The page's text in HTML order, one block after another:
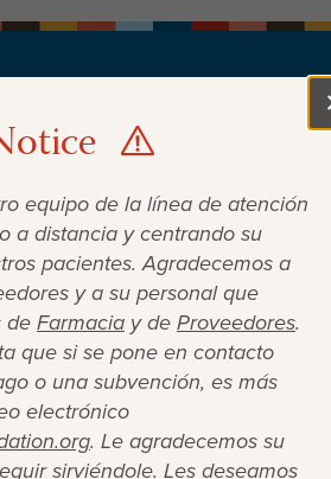
equipo de la línea de atención
a distancia y centrando su
pacientes. Agradecemos a
y a su personal que
de Farmacia y de Proveedores.
que si se pone en contacto
o una subvención, es más
electrónico
. Le agradecemos su
sirviéndole. Les deseamos
PHARMACIES
médico no es